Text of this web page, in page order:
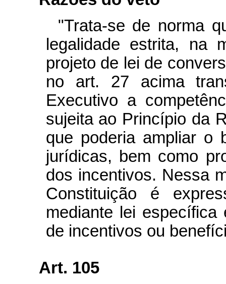
"Trata-se de norma
legalidade estrita,
projeto de lei de
no art. 27 acima
Executivo a
sujeita ao Princípio da
que poderia ampliar o
jurídicas, bem como
dos incentivos. Nessa
Constituição é
mediante lei
de incentivos ou
Art. 105